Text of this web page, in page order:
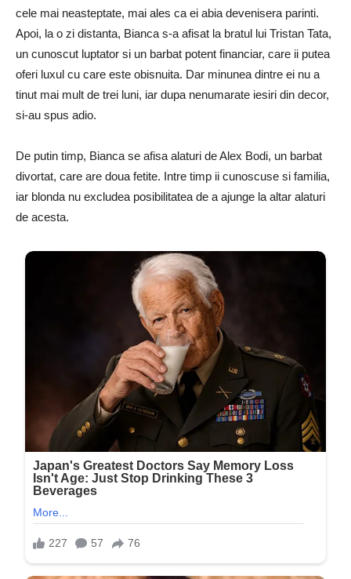
cele mai neasteptate, mai ales ca ei abia devenisera parinti.
Apoi, la o zi distanta, Bianca s-a afisat la bratul lui Tristan Tata,
un cunoscut luptator si un barbat potent financiar, care ii putea
oferi luxul cu care este obisnuita. Dar minunea dintre ei nu a
tinut mai mult de trei luni, iar dupa nenumarate iesiri din decor,
si-au spus adio.
De putin timp, Bianca se afisa alaturi de Alex Bodi, un barbat
divortat, care are doua fetite. Intre timp ii cunoscuse si familia,
iar blonda nu excludea posibilitatea de a ajunge la altar alaturi
de acesta.